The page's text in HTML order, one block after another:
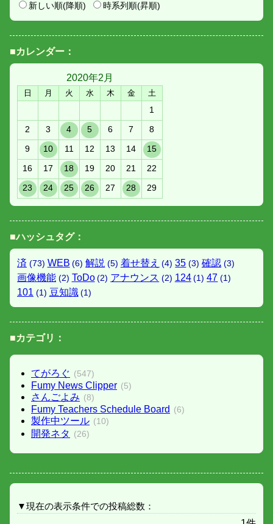
新しい順(降順) 時系列順(昇順)
■カレンダー：
2020年2月
日 月 火 水 木 金 土
1
2
3 4 5 6 7
8
9
10 11 12 13 14
15
16
17 18 19 20 21
22
23
24 25 26 27 28 29
■ハッシュタグ：
済 (73) WEB (6) 解説 (5) 着せ替え (4) 35 (3) 確認 (3)
画像機能 (2) ToDo (2) アナウンス (2) 124 (1) 47 (1)
101 (1) 豆知識 (1)
■カテゴリ：
てがろぐ (547)
Fumy News Clipper (5)
さんごよみ (8)
Fumy Teachers Schedule Board (6)
製作中ツール (10)
開発ネタ (26)
▼現在の表示条件での投稿総数：